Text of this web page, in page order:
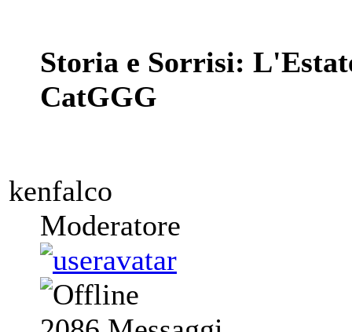
Storia e Sorrisi:
CatGGG
kenfalco
Moderatore